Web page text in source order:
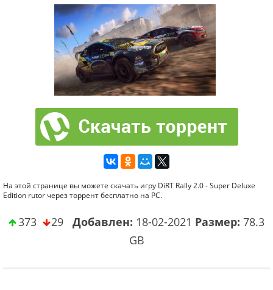
На этой странице вы можете скачать игру DiRT Rally 2.0 - Super Deluxe
Edition rutor через торрент бесплатно на PC.
373 29 Добавлен: 18-02-2021 Размер: 78.3
GB